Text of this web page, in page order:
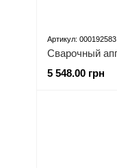
Артикул: 000192583
5 548.00 грн